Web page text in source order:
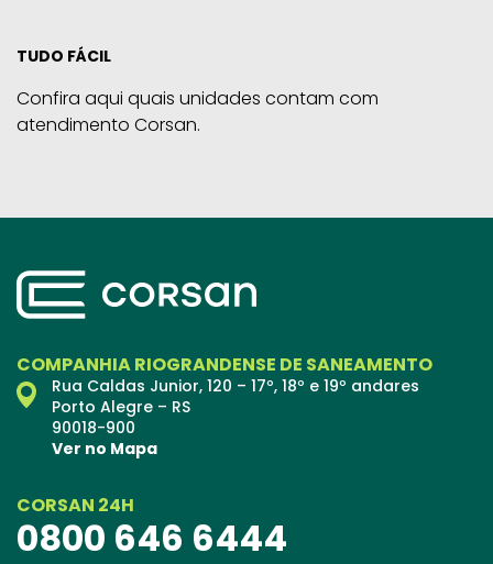
TUDO FÁCIL
Confira aqui quais unidades contam com
atendimento Corsan.
COMPANHIA RIOGRANDENSE DE SANEAMENTO
Rua Caldas Junior, 120 – 17º, 18º e 19º andares
Porto Alegre – RS
90018-900
Ver no Mapa
CORSAN 24H
0800 646 6444